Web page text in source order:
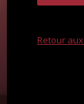
Retour